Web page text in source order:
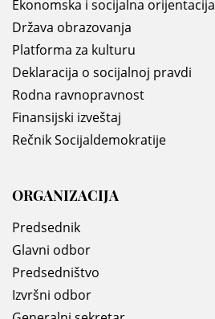
Ekonomska i socijalna orijentacija
Država obrazovanja
Platforma za kulturu
Deklaracija o socijalnoj pravdi
Rodna ravnopravnost
Finansijski izveštaj
Rečnik Socijaldemokratije
ORGANIZACIJA
Predsednik
Glavni odbor
Predsedništvo
Izvršni odbor